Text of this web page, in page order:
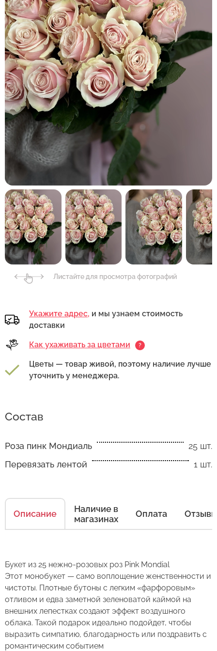
Листайте для просмотра фотографий
Укажите адрес, и мы узнаем стоимость
доставки
Как ухаживать за цветами ?
Цветы — товар живой, поэтому наличие лучше
уточнить у менеджера.
Состав
Роза пинк Мондиаль
25 шт.
Перевязать лентой
1 шт.
Описание
Наличие в
магазинах
Оплата Отзывы
Букет из 25 нежно-розовых роз Pink Mondial
Этот монобукет — само воплощение женственности и
чистоты. Плотные бутоны с легким «фарфоровым»
отливом и едва заметной зеленоватой каймой на
внешних лепестках создают эффект воздушного
облака. Такой подарок идеально подойдет, чтобы
выразить симпатию, благодарность или поздравить с
романтическим событием
Оставьте свой отзыв
Сервис:
Цена/Качество:
Как ухаживать за цветами
в Вашем букете или композиции сохраняли
свежесть как можно дольше.
бумаге.
2. Минимизируйте нахождение цветов
в холодное время года на улице.
3. Если Вы перевозите букет, убедитесь, что
он правильно упакован. В зимнее время, даже
кратковременный контакт с холодным
кнопку "Выбрать".
Букет из 25 роз Пинк Мондиаль